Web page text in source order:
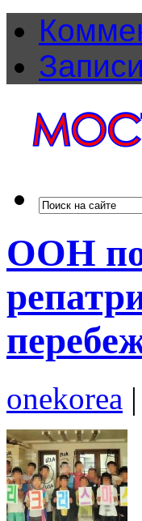
Записи
ООН
onekorea |